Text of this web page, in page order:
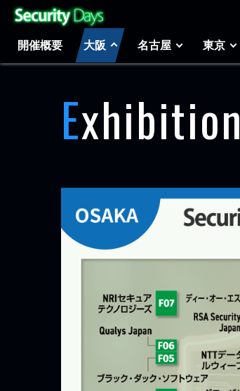
開催概要
大阪 名古屋 東京
Exhibition